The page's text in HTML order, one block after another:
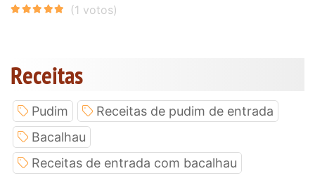
Receitas
Pudim
Receitas de pudim de entrada
Bacalhau
Receitas de entrada com bacalhau